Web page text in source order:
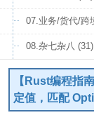
07.业务/货代/跨
08.杂七杂八 (31)
【Rust编程指
定值，匹配